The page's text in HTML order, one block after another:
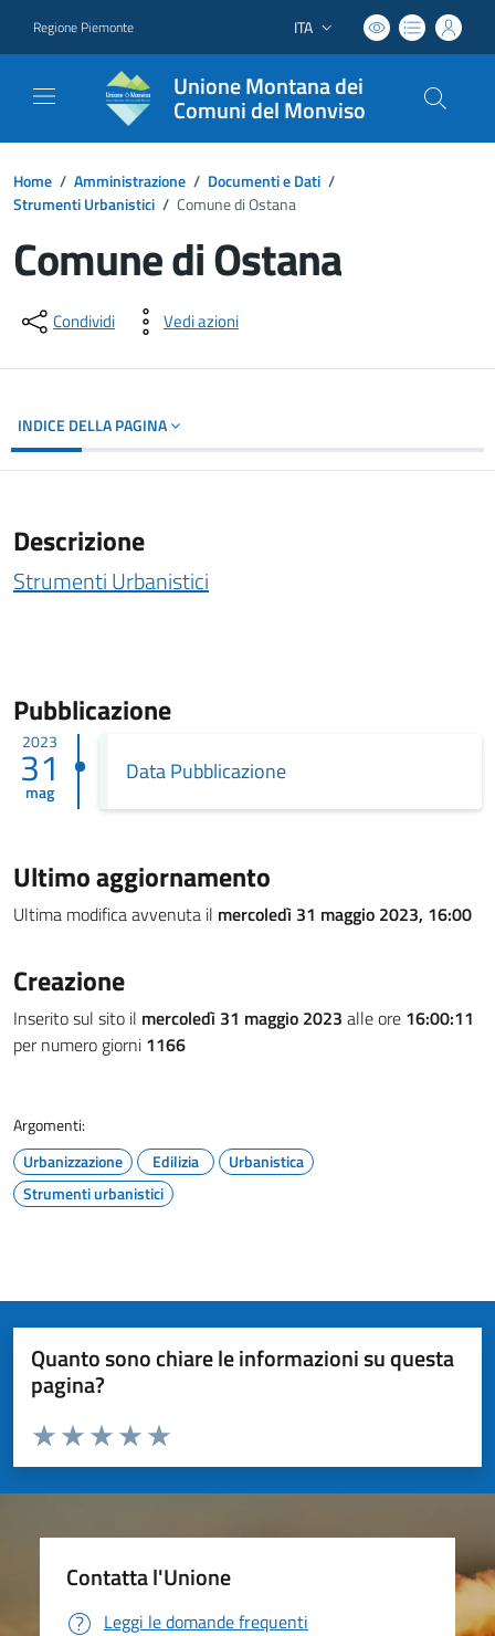
Regione Piemonte Lingua attiva:
ITA
Unione Montana dei
Comuni del Monviso
Home / Amministrazione / Documenti e Dati /
Strumenti Urbanistici / Comune di Ostana
Comune di Ostana
Dettagli del documento
Condividi Vedi azioni
INDICE DELLA PAGINA
Descrizione
Strumenti Urbanistici
Pubblicazione
2023
31
mag
Data Pubblicazione
Ultimo aggiornamento
Ultima modifica avvenuta il mercoledì 31 maggio 2023, 16:00
Creazione
Inserito sul sito il mercoledì 31 maggio 2023 alle ore 16:00:11
per numero giorni 1166
Argomenti:
Urbanizzazione
Edilizia
Urbanistica
Strumenti urbanistici
Quanto sono chiare le informazioni su questa
pagina?
Valuta da 1 a 5 stelle la pagina
Valuta 5 stelle su 5
Valuta 4 stelle su 5
Valuta 3 stelle su 5
Valuta 2 stelle su 5
Valuta 1 stelle su 5
Contatta l'Unione
Leggi le domande frequenti